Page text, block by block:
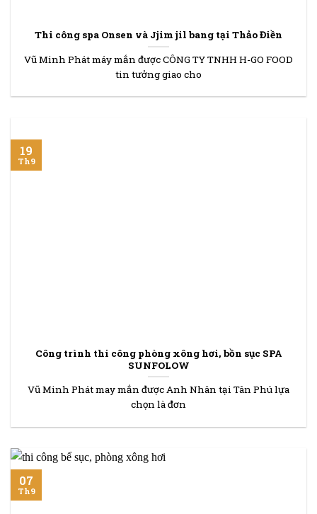
Thi công spa Onsen và Jjim jil bang tại Thảo Điền
Vũ Minh Phát máy mắn được CÔNG TY TNHH H-GO FOOD
tin tưởng giao cho
Công trình thi công phòng xông hơi, bồn sục SPA
SUNFOLOW
Vũ Minh Phát may mắn được Anh Nhân tại Tân Phú lựa
chọn là đơn
19
Th9
07
Th9